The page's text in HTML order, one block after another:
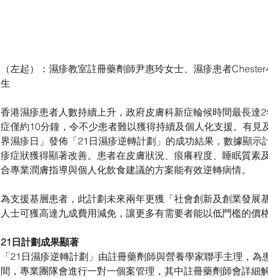
（左起）：濕疹教室註冊藥劑師尹惠玲女士、濕疹患者
生
香港濕疹患者人數持續上升，政府皮膚科新症輪候時間最長達
症僅約10分鐘，令不少患者難以獲得持續及個人化支援。有
界濕疹日」發佈「21日濕疹逆轉計劃」的成功結果，數據顯
疹症狀獲得顯著改善。患者在皮膚狀況、痕癢程度、睡眠質素
合專業潤膚指導與個人化飲食建議的方案能有效逆轉病情。
為支援基層患者，此計劃未來兩年更獲「社會創新及創業發展
人士可獲高達九成費用減免，讓更多有需要者能以低門檻的價
21日計劃成果顯著
「21日濕疹逆轉計劃」由註冊藥劑師與營養學家聯手主理，
間，專業團隊會進行一對一個案管理，其中註冊藥劑師會詳細